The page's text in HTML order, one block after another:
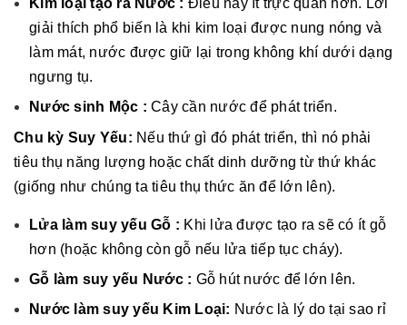
giải thích phổ biến là khi kim loại được nung nóng và
làm mát, nước được giữ lại trong không khí dưới dạng
ngưng tụ.
Nước sinh Mộc : Cây cần nước để phát triển.
Chu kỳ Suy Yếu: Nếu thứ gì đó phát triển, thì nó phải
tiêu thụ năng lượng hoặc chất dinh dưỡng từ thứ khác
(giống như chúng ta tiêu thụ thức ăn để lớn lên).
Lửa làm suy yếu Gỗ : Khi lửa được tạo ra sẽ có ít gỗ
hơn (hoặc không còn gỗ nếu lửa tiếp tục cháy).
Gỗ làm suy yếu Nước : Gỗ hút nước để lớn lên.
Nước làm suy yếu Kim Loại: Nước là lý do tại sao rỉ